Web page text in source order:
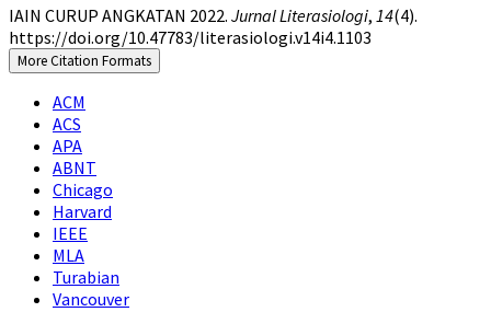
IAIN CURUP ANGKATAN 2022. Jurnal Literasiologi, 14(4).
https://doi.org/10.47783/literasiologi.v14i4.1103
More Citation Formats
ACM
ACS
APA
ABNT
Chicago
Harvard
IEEE
MLA
Turabian
Vancouver